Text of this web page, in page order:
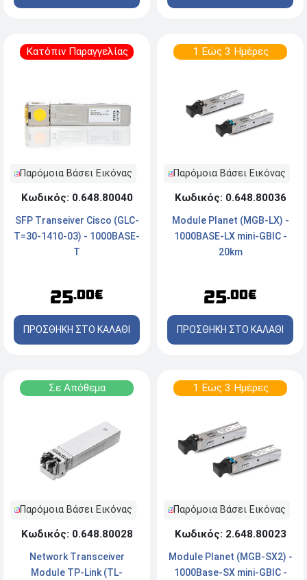
Κατόπιν Παραγγελίας
Παρόμοια Βάσει Εικόνας
Κωδικός: 0.648.80040
SFP Transeiver Cisco (GLC-
T=30-1410-03) - 1000BASE-
T
25.00€
ΠΡΟΣΘΗΚΗ ΣΤΟ ΚΑΛΑΘΙ
1 Εώς 3 Ημέρες
Παρόμοια Βάσει Εικόνας
Κωδικός: 0.648.80036
Module Planet (MGB-LX) -
1000BASE-LX mini-GBIC -
20km
25.00€
ΠΡΟΣΘΗΚΗ ΣΤΟ ΚΑΛΑΘΙ
Σε Απόθεμα
Παρόμοια Βάσει Εικόνας
Κωδικός: 0.648.80028
Network Transceiver
Module TP-Link (TL-
1 Εώς 3 Ημέρες
Παρόμοια Βάσει Εικόνας
Κωδικός: 2.648.80023
Module Planet (MGB-SX2) -
1000Base-SX mini-GBIC -